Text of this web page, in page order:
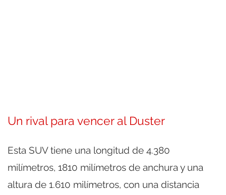
Un rival para vencer al Duster
Esta SUV tiene una longitud de 4.380
milímetros, 1810 milímetros de anchura y una
altura de 1.610 milímetros, con una distancia